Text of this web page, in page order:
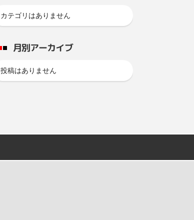
カテゴリはありません
月別アーカイブ
投稿はありません